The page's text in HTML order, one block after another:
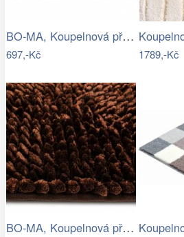
BO-MA, Koupelnová předložka Ella micro…
697,-Kč 1789,-Kč
BO-MA, Koupelnová předložka Ella micro…